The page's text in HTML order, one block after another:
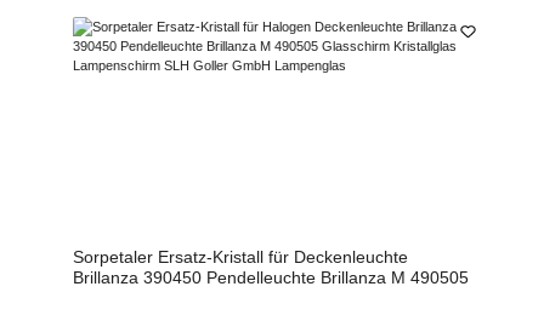
Sorpetaler Ersatz-Kristall für Deckenleuchte
Brillanza 390450 Pendelleuchte Brillanza M 490505